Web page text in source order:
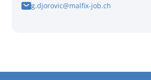
g.djorovic@malfix-job.ch